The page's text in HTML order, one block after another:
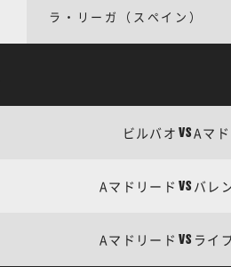
ラ・リーガ（スペイン）
ビルバオ VSAマ
Aマドリード VS バレ
Aマドリード VS ライ